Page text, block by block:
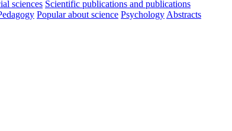
sciences Scientific publications and publications
Popular about science Psychology Abstracts